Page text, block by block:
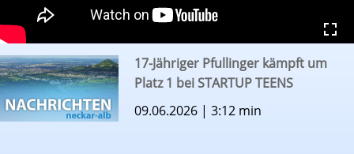
17-Jähriger Pfullinger kämpft um
Platz 1 bei STARTUP TEENS
09.06.2026 | 3:12 min